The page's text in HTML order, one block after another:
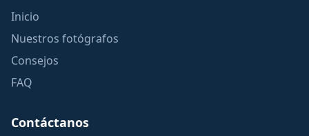
Inicio
Nuestros fotógrafos
Consejos
FAQ
Contáctanos